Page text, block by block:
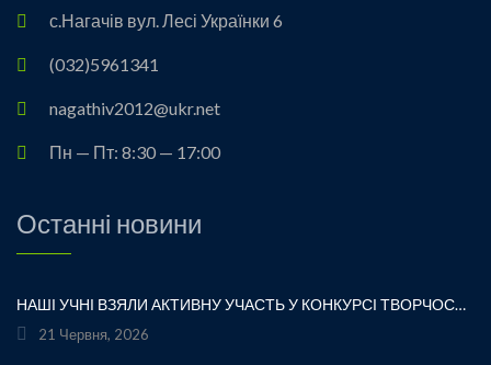
с.Нагачів вул. Лесі Українки 6
(032)5961341
nagathiv2012@ukr.net
Пн — Пт: 8:30 — 17:00
Останні новини
НАШІ УЧНІ ВЗЯЛИ АКТИВНУ УЧАСТЬ У КОНКУРСІ ТВОРЧОСТІ ЛЕСІ УКРАЇНКИ «ХТО ЛЮБИТЬ УКРАЇНСЬКЕ СЛОВО» ТА БУЛИ ВІДЗНАЧЕНІ ПОДЯКАМИ ЗА СВОЮ СТАРАННІСТЬ, ТВОРЧІСТЬ І ЛЮБОВ ДО РІДНОГО СЛОВА.УРОЧИСТЕ ВРУЧЕННЯ НАГОРОД ВІДБУЛОСЯ ПІД ЧАС ФЕСТИВАЛЮ «УКРАЇНКА FEST» НА МАЛЬОВНИЧОМУ БЕРЕЗІ ЯВОРІВСЬКОГО МОРЯ. ЦЕ БУЛА ЧУДОВА НАГОДА ЩЕ РАЗ ДОТОРКНУТИСЯ ДО ТВОРЧОЇ СПАДЩИНИ ВЕЛИКОЇ УКРАЇНСЬКОЇ ПОЕТЕСИ, ВІДЧУТИ СИЛУ УКРАЇНСЬКОГО СЛОВА ТА ГОРДІСТЬ ЗА НАШИХ ТАЛАНОВИТИХ ДІТЕЙ.ВІТАЄМО УЧАСНИКІВ І БАЖАЄМО ЇМ НОВИХ ТВОРЧИХ ЗВЕРШЕНЬ!«НІ! Я ЖИВА! Я БУДУ ВІЧНО ЖИТИ! Я В СЕРЦІ МАЮ ТЕ, ЩО НЕ ВМИРАЄ». — ЛЕСЯ УКРАЇНКА
21 Червня, 2026